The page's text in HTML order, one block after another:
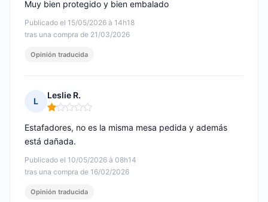
Publicado el 15/05/2026 à 14h18
tras una compra de 21/03/2026
Muy bien protegido y bien embalado
Opinión traducida
L
Leslie R.
Nota: 1 de 5
Publicado el 10/05/2026 à 08h14
tras una compra de 16/02/2026
Estafadores, no es la misma mesa pedida y además
está dañada.
Opinión traducida